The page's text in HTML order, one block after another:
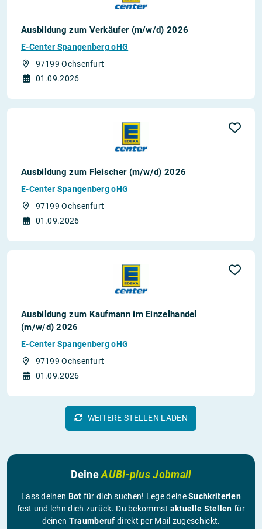
Ausbildung zum Verkäufer (m/w/d) 2026
E-Center Spangenberg oHG
97199 Ochsenfurt
01.09.2026
Ausbildung zum Fleischer (m/w/d) 2026
E-Center Spangenberg oHG
97199 Ochsenfurt
01.09.2026
Ausbildung zum Kaufmann im Einzelhandel
(m/w/d) 2026
E-Center Spangenberg oHG
97199 Ochsenfurt
01.09.2026
WEITERE STELLEN LADEN
DeineAUBI-plus Jobmail
Lass deinen Bot für dich suchen! Lege deineSuchkriterien
fest und lehn dich zurück. Du bekommst aktuelle Stellen für
deinen Traumberuf direkt per Mail zugeschickt.